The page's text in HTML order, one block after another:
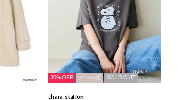
30%OFF メール便 SOLD OUT
chara station